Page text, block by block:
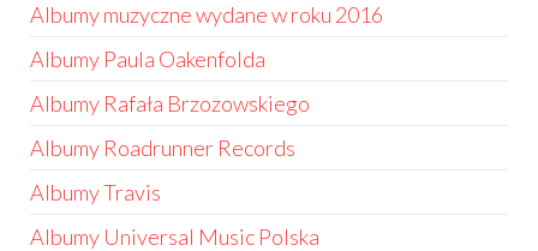
Albumy muzyczne wydane w roku 2016
Albumy Paula Oakenfolda
Albumy Rafała Brzozowskiego
Albumy Roadrunner Records
Albumy Travis
Albumy Universal Music Polska